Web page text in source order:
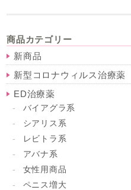
商品カテゴリー
新商品
新型コロナウィルス治療薬
ED治療薬
バイアグラ系
シアリス系
レビトラ系
アバナ系
女性用商品
ペニス増大